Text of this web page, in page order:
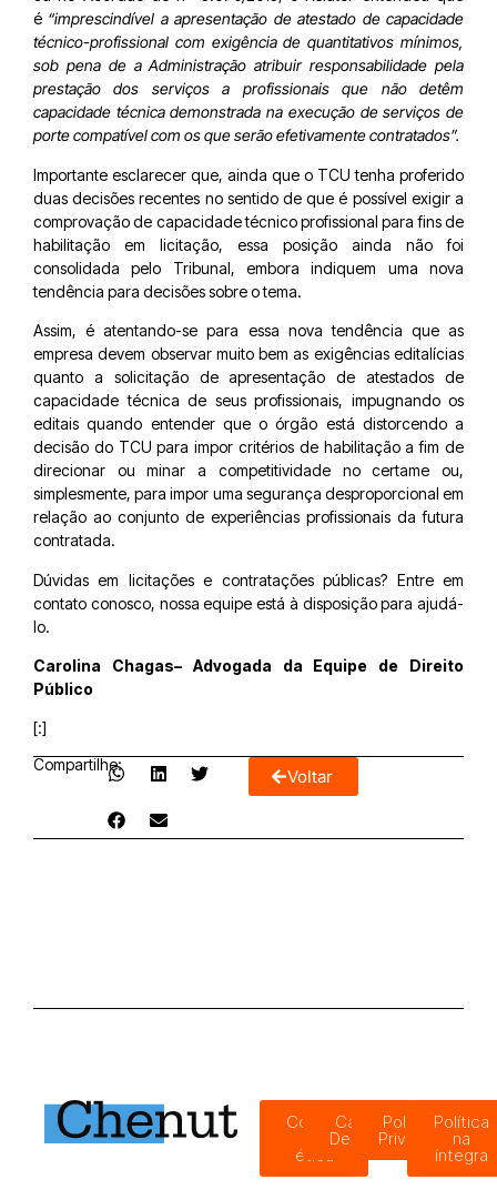
é “imprescindível a apresentação de atestado de capacidade
técnico-profissional com exigência de quantitativos mínimos,
sob pena de a Administração atribuir responsabilidade pela
prestação dos serviços a profissionais que não detêm
capacidade técnica demonstrada na execução de serviços de
porte compatível com os que serão efetivamente contratados”.
Importante esclarecer que, ainda que o TCU tenha proferido
duas decisões recentes no sentido de que é possível exigir a
comprovação de capacidade técnico profissional para fins de
habilitação em licitação, essa posição ainda não foi
consolidada pelo Tribunal, embora indiquem uma nova
tendência para decisões sobre o tema.
Assim, é atentando-se para essa nova tendência que as
empresa devem observar muito bem as exigências editalícias
quanto a solicitação de apresentação de atestados de
capacidade técnica de seus profissionais, impugnando os
editais quando entender que o órgão está distorcendo a
decisão do TCU para impor critérios de habilitação a fim de
direcionar ou minar a competitividade no certame ou,
simplesmente, para impor uma segurança desproporcional em
relação ao conjunto de experiências profissionais da futura
contratada.
Dúvidas em licitações e contratações públicas? Entre em
contato conosco, nossa equipe está à disposição para ajudá-
lo.
Carolina Chagas– Advogada da Equipe de Direito
Público
[:]
Compartilhe:
Voltar
Código
ética
Canal de
Denúncias
Política de
Privacidade
Política
na
íntegra